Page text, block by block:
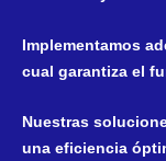
Implementamos
cual garantiza el
Nuestras
una eficiencia